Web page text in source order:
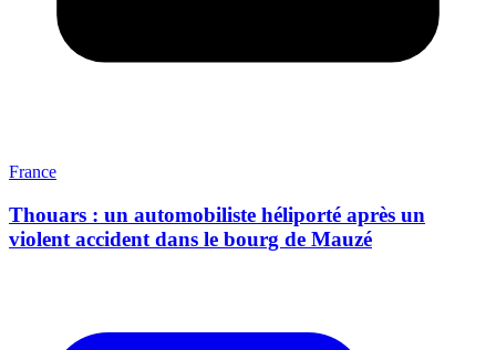
France
Thouars : un automobiliste héliporté après un
violent accident dans le bourg de Mauzé